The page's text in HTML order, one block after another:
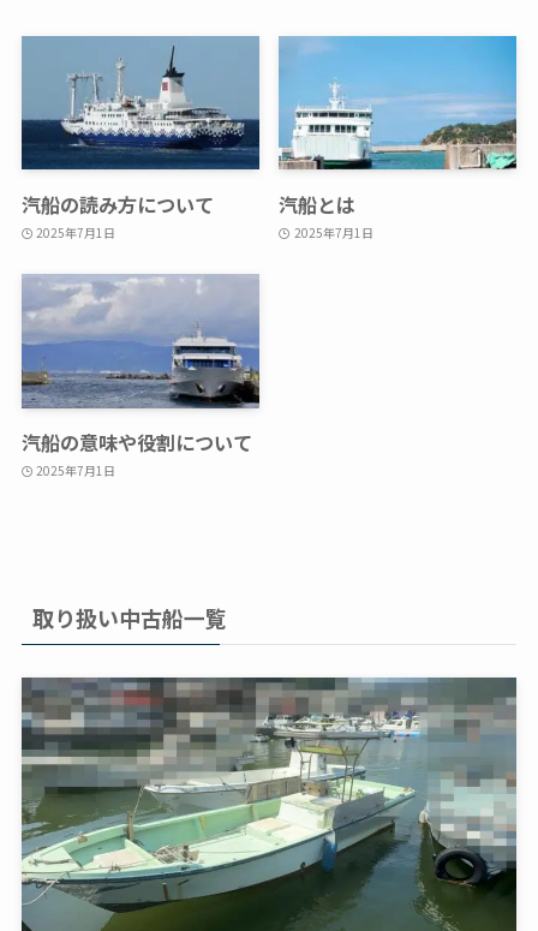
汽船の読み方について
2025年7月1日
汽船とは
2025年7月1日
汽船の意味や役割について
2025年7月1日
取り扱い中古船一覧